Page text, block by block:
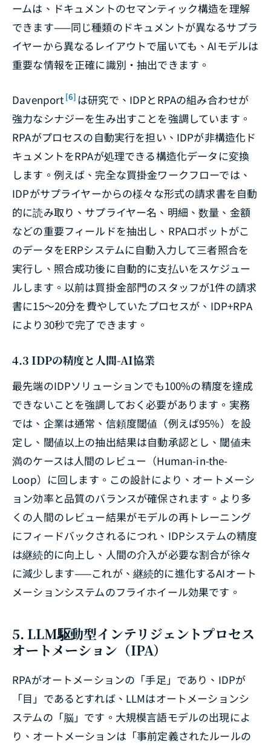
ームは、ドキュメントのセマンティック構造を理解
できます——同じ種類のドキュメントが異なるサプラ
イヤーから異なるレイアウトで届いても、AIモデルは
重要な情報を正確に識別・抽出できます。
Davenport [6] は研究で、IDPとRPAの組み合わせが
強力なシナジーを生み出すことを強調しています。
RPAがプロセスの自動実行を担い、IDPが非構造化ド
キュメントをRPAが処理できる構造化データに変換
します。例えば、完全な買掛金ワークフローでは、
IDPがサプライヤーからの様々な形式の請求書を自動
的に読み取り、サプライヤー名、明細、数量、金額
などの重要フィールドを抽出し、RPAロボットがこ
のデータをERPシステムに自動入力して三者照合を
実行し、照合成功後に自動的に支払いをスケジュー
ルします。以前は買掛金部門のスタッフが1件の請求
書に15〜20分を費やしていたプロセスが、IDP+RPA
により30秒で完了できます。
4.3 IDPの精度と人間-AI協業
最先端のIDPソリューションでも100%の精度を達成
できないことを強調しておく必要があります。実務
では、企業は通常、信頼度閾値（例えば95%）を設
定し、閾値以上の抽出結果は自動承認とし、閾値未
満のケースは人間のレビュー（Human-in-the-
Loop）に回します。この設計により、オートメーシ
ョン効率と品質のバランスが確保されます。より多
くの人間のレビュー結果がモデルの再トレーニング
にフィードバックされるにつれ、IDPシステムの精度
は継続的に向上し、人間の介入が必要な割合が徐々
に減少します——これが、継続的に進化するAIオート
メーションシステムのフライホイール効果です。
5. LLM駆動型インテリジェントプロセス
オートメーション（IPA）
RPAがオートメーションの「手足」であり、IDPが
「目」であるとすれば、LLMはオートメーションシ
ステムの「脳」です。大規模言語モデルの出現によ
り、オートメーションは「事前定義されたルールの